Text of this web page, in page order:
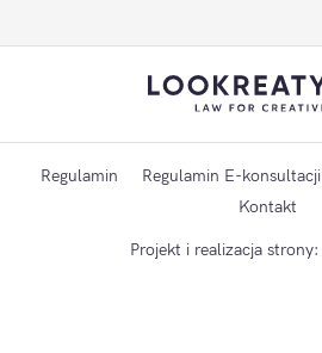
Regulamin Regulamin E-konsultacji
Kontakt
Projekt i realizacja strony: